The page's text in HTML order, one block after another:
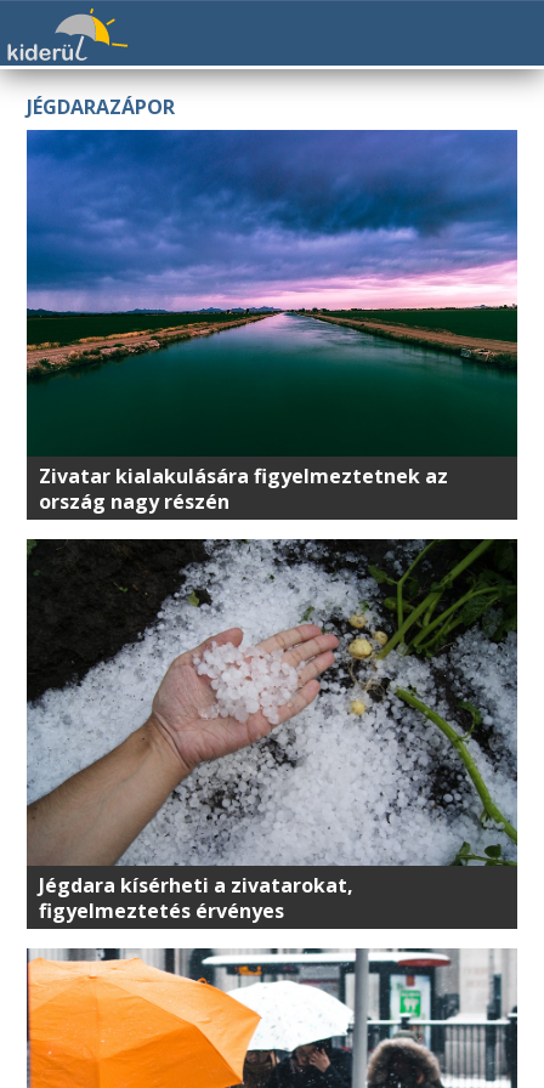
JÉGDARAZÁPOR
Zivatar kialakulására figyelmeztetnek az
ország nagy részén
Jégdara kísérheti a zivatarokat,
figyelmeztetés érvényes